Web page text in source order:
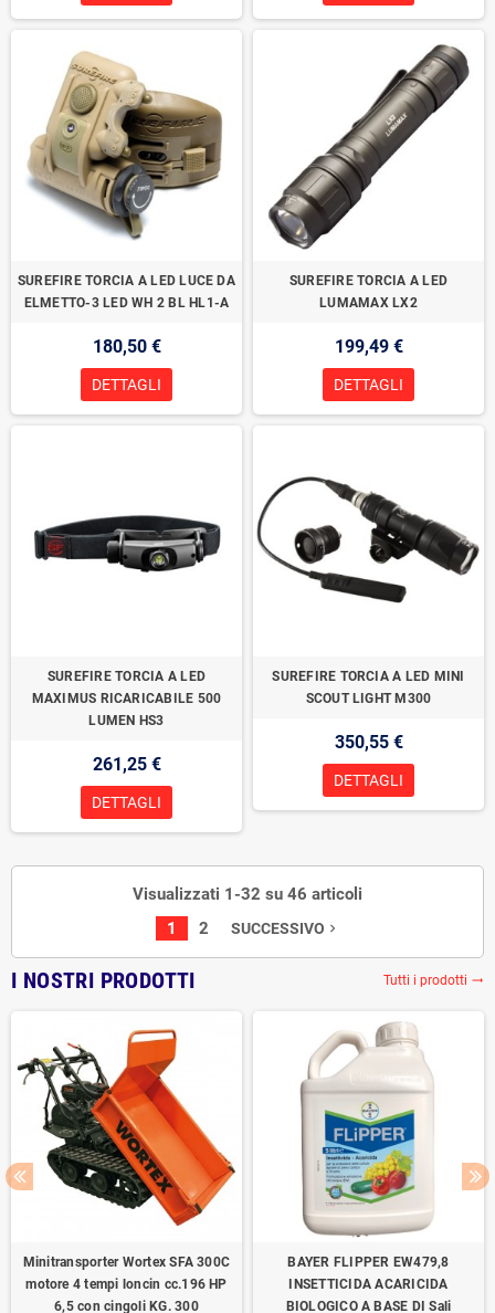
SUREFIRE TORCIA A LED LUCE DA
ELMETTO-3 LED WH 2 BL HL1-A
180,50 €
DETTAGLI
SUREFIRE TORCIA A LED
LUMAMAX LX2
199,49 €
DETTAGLI
SUREFIRE TORCIA A LED
MAXIMUS RICARICABILE 500
LUMEN HS3
261,25 €
DETTAGLI
SUREFIRE TORCIA A LED MINI
SCOUT LIGHT M300
350,55 €
DETTAGLI
Visualizzati 1-32 su 46 articoli
1
2 SUCCESSIVO navigate_next
I NOSTRI PRODOTTI Tutti i prodotti trending_flat
Minitransporter Wortex SFA 300C
motore 4 tempi loncin cc.196 HP
6,5 con cingoli KG. 300
BAYER FLIPPER EW479,8
INSETTICIDA ACARICIDA
BIOLOGICO A BASE DI Sali